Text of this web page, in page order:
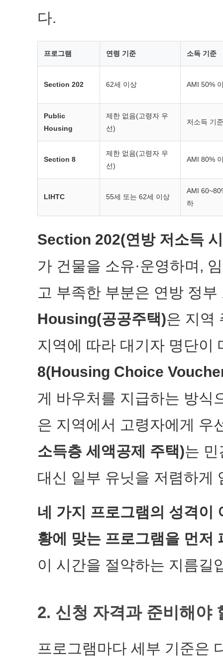
다.
프로그램 연령 기준 소득 기준
Section 202 62세 이상 AMI 50%
Public
Housing
제한 없음(고령자 우
선)
저소득 기준
Section 8
제한 없음(고령자 우
선)
AMI 80%
LIHTC 55세 또는 62세 이상
AMI
하
Section 202(연방 저소득
가 건물을 소유·운영하며,
고 부족한 부분은 연방 정
Housing(공공주택)은 지역
지역에 따라 대기자 명단이
8(Housing Choice
게 바우처를 지급하는 방식
은 지역에서 고령자에게 우
소득층 세액공제 주택)는
대신 일부 유닛을 저렴하게
네 가지 프로그램의 성격이
황에 맞는 프로그램을 먼저
이 시간을 절약하는 지름길
2. 신청 자격과 준비해야
프로그램마다 세부 기준은